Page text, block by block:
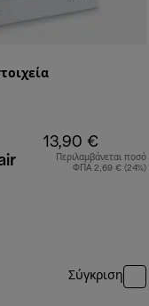
13,90 €
Περιλαμβάνεται ποσό
ΦΠΑ 2,69 € (24%)
Σύγκριση